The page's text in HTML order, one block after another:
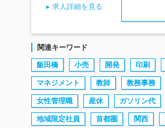
求人詳細を見る
関連キーワード
飯田橋 小売 開発 印刷
マネジメント 教師 教務事務
女性管理職 産休 ガソリン代
地域限定社員 首都圏 関西